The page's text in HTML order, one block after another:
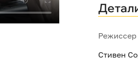
Режиссер
Стивен